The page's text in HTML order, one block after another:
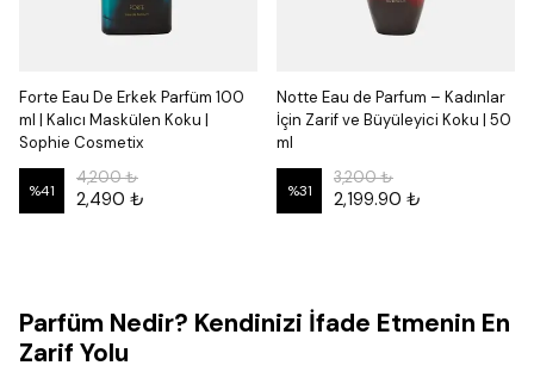
Forte Eau De Erkek Parfüm 100
ml | Kalıcı Maskülen Koku |
Sophie Cosmetix
%41
4,200 ₺
2,490 ₺
Notte Eau de Parfum – Kadınlar
İçin Zarif ve Büyüleyici Koku | 50
ml
%31
3,200 ₺
2,199.90 ₺
Parfüm Nedir? Kendinizi İfade Etmenin En
Zarif Yolu